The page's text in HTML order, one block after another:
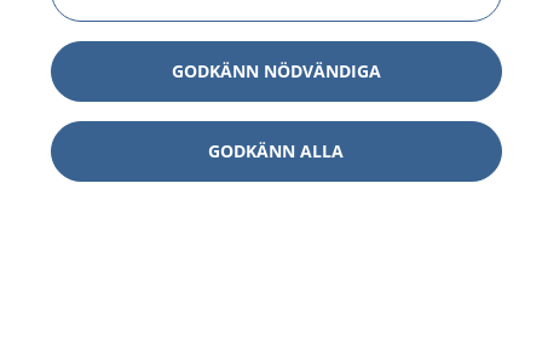
GODKÄNN NÖDVÄNDIGA
GODKÄNN ALLA